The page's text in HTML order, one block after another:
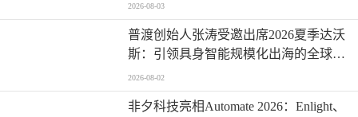
2026-08-03
普渡创始人张涛受邀出席2026夏季达沃
斯：引领具身智能规模化出海的全球范
式
2026-08-02
非夕科技亮相Automate 2026：Enlight、